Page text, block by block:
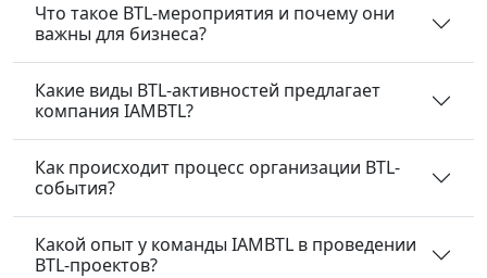
Что такое BTL-мероприятия и почему они
важны для бизнеса?
Какие виды BTL-активностей предлагает
компания IAMBTL?
Как происходит процесс организации BTL-
события?
Какой опыт у команды IAMBTL в проведении
BTL-проектов?